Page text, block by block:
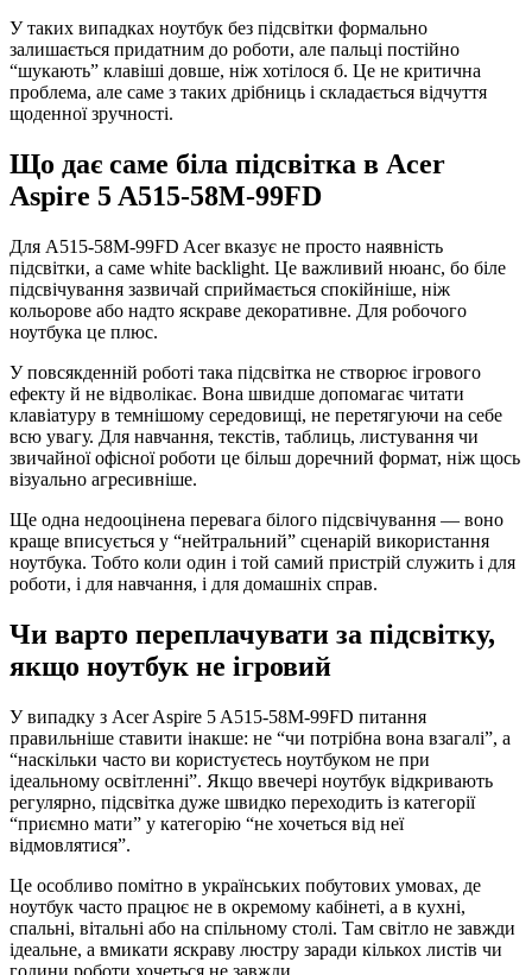
У таких випадках ноутбук без підсвітки формально
залишається придатним до роботи, але пальці постійно
“шукають” клавіші довше, ніж хотілося б. Це не критична
проблема, але саме з таких дрібниць і складається відчуття
щоденної зручності.
Що дає саме біла підсвітка в Acer
Aspire 5 A515-58M-99FD
Для A515-58M-99FD Acer вказує не просто наявність
підсвітки, а саме white backlight. Це важливий нюанс, бо біле
підсвічування зазвичай сприймається спокійніше, ніж
кольорове або надто яскраве декоративне. Для робочого
ноутбука це плюс.
У повсякденній роботі така підсвітка не створює ігрового
ефекту й не відволікає. Вона швидше допомагає читати
клавіатуру в темнішому середовищі, не перетягуючи на себе
всю увагу. Для навчання, текстів, таблиць, листування чи
звичайної офісної роботи це більш доречний формат, ніж щось
візуально агресивніше.
Ще одна недооцінена перевага білого підсвічування — воно
краще вписується у “нейтральний” сценарій використання
ноутбука. Тобто коли один і той самий пристрій служить і для
роботи, і для навчання, і для домашніх справ.
Чи варто переплачувати за підсвітку,
якщо ноутбук не ігровий
У випадку з Acer Aspire 5 A515-58M-99FD питання
правильніше ставити інакше: не “чи потрібна вона взагалі”, а
“наскільки часто ви користуєтесь ноутбуком не при
ідеальному освітленні”. Якщо ввечері ноутбук відкривають
регулярно, підсвітка дуже швидко переходить із категорії
“приємно мати” у категорію “не хочеться від неї
відмовлятися”.
Це особливо помітно в українських побутових умовах, де
ноутбук часто працює не в окремому кабінеті, а в кухні,
спальні, вітальні або на спільному столі. Там світло не завжди
ідеальне, а вмикати яскраву люстру заради кількох листів чи
години роботи хочеться не завжди.